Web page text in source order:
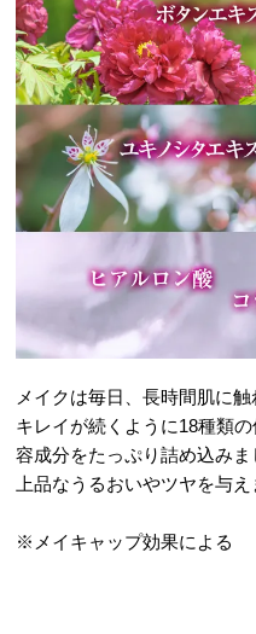
メイクは毎日、長時間肌に
キレイが続くように18種類
容成分をたっぷり詰め込みま
上品なうるおいやツヤを与え
※メイキャップ効果による